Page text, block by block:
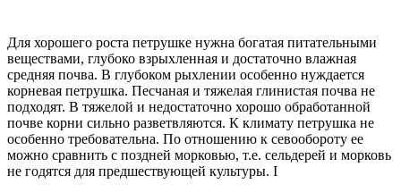
Для хорошего роста пет­рушке нужна богатая питательными
веществами, глубоко взрыхленная и достаточно влажная
средняя почва. В глубоком рыхлении особенно нуждается
корневая петрушка. Пес­чаная и тяжелая глинистая почва не
подходят. В тяжелой и недоста­точно хорошо обработанной
почве корни сильно разветвляются. К климату петрушка не
особенно тре­бовательна. По отношению к сево­обороту ее
можно сравнить с позд­ней морковью, т.е. сельдерей и морковь
не годятся для предшест­вующей культуры. I